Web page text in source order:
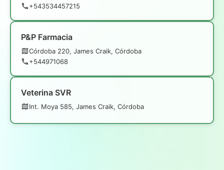
+543534457215
P&P Farmacia
Córdoba 220, James Craik, Córdoba
+544971068
Veterina SVR
Int. Moya 585, James Craik, Córdoba